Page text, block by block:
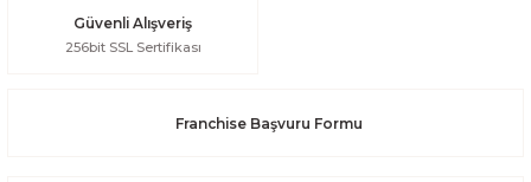
Güvenli Alışveriş
256bit SSL Sertifikası
Franchise Başvuru Formu